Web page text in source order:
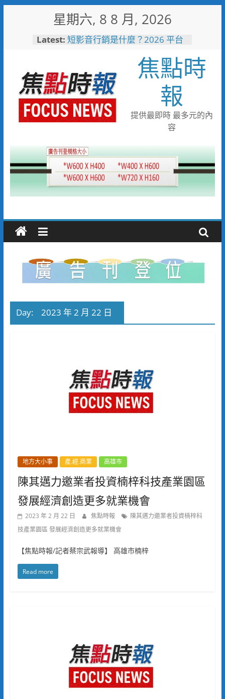
星期六, 8 8 月, 2026
Latest: 短影音行銷是什麼？2026 平台
日本花藝大師梅垣稔抵台交流
「花見日和」展現台日花藝文化
魅力 8月8日精彩展演登場
彰化縣長參選人魏平政彰化造
勢 喊福利超越六都承接王惠美
施政再升級
救護量能再升級！彰化聯合捐贈
4輛高規格救護車 首配全自動
中正地下道排水溝夜間清淤 水
利局:請用路人減速慢行
焦點時
報
提供最即時 最多元的內
容
Day: 2023 年 2 月 22 日
地方大小事 產.經.商業 高雄市
陳其邁力邀業者投資楠梓科技產業園區
發展經濟創造更多就業機會
2023 年 2 月 22 日 焦點時報
陳其邁力邀業者投資楠梓科
技產業園區 發展經濟創造更多就業機會
【焦點時報/記者蔡宗武報導】 高雄市楠梓
Read more